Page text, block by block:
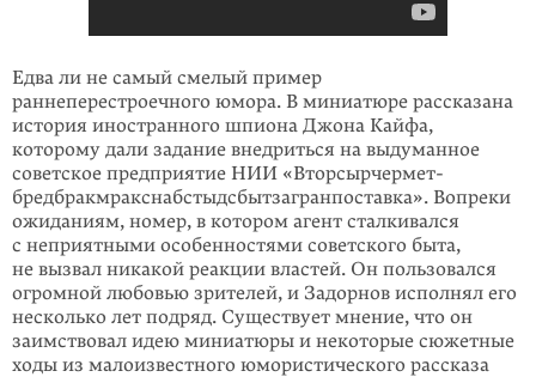
Едва ли не самый смелый пример
раннеперестроечного юмора. В миниатюре рассказана
история иностранного шпиона Джона Кайфа,
которому дали задание внедриться на выдуманное
советское предприятие HИИ «Вторсыр­чермет­
бредбракмракснаб­стыдсбыт­загран­поставка». Вопреки
ожиданиям, номер, в котором агент сталкивался
с неприятными особенно­стями советского быта,
не вызвал никакой реакции властей. Он пользовался
огромной любовью зрителей, и Задорнов исполнял его
несколько лет подряд. Существует мнение, что он
заимствовал идею миниатюры и некоторые сюжетные
ходы из мало­извест­ного юмористического рассказа